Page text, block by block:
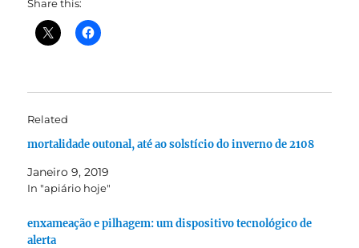
Share this:
Related
mortalidade outonal, até ao solstício do inverno de 2108
Janeiro 9, 2019
In "apiário hoje"
enxameação e pilhagem: um dispositivo tecnológico de
alerta